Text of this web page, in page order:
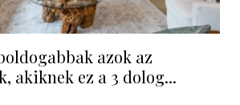
azok az
akiknek ez a 3 dolog...